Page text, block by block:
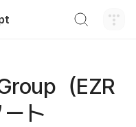
（EZR
ト